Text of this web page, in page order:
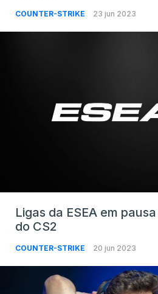
COUNTER-STRIKE 23 jun 2023
Ligas da ESEA em
do CS2
COUNTER-STRIKE 20 jun 2023